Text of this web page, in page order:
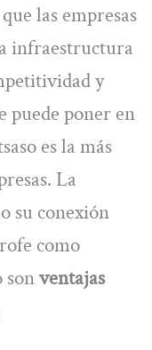
las empresas
infraestructura
y
puede poner en
es la más
La
su conexión
como
sonventajas